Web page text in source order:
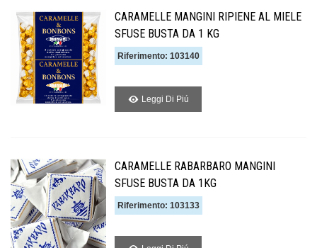
CARAMELLE MANGINI RIPIENE AL MIELE
SFUSE BUSTA DA 1 KG
Riferimento: 103140
Leggi Di Piú
CARAMELLE RABARBARO MANGINI
SFUSE BUSTA DA 1KG
Riferimento: 103133